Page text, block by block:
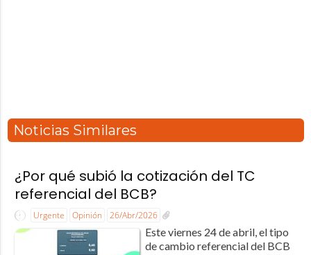
Noticias Similares
¿Por qué subió la cotización del TC
referencial del BCB?
Urgente Opinión 26/Abr/2026
Este viernes 24 de abril, el tipo
de cambio referencial del BCB